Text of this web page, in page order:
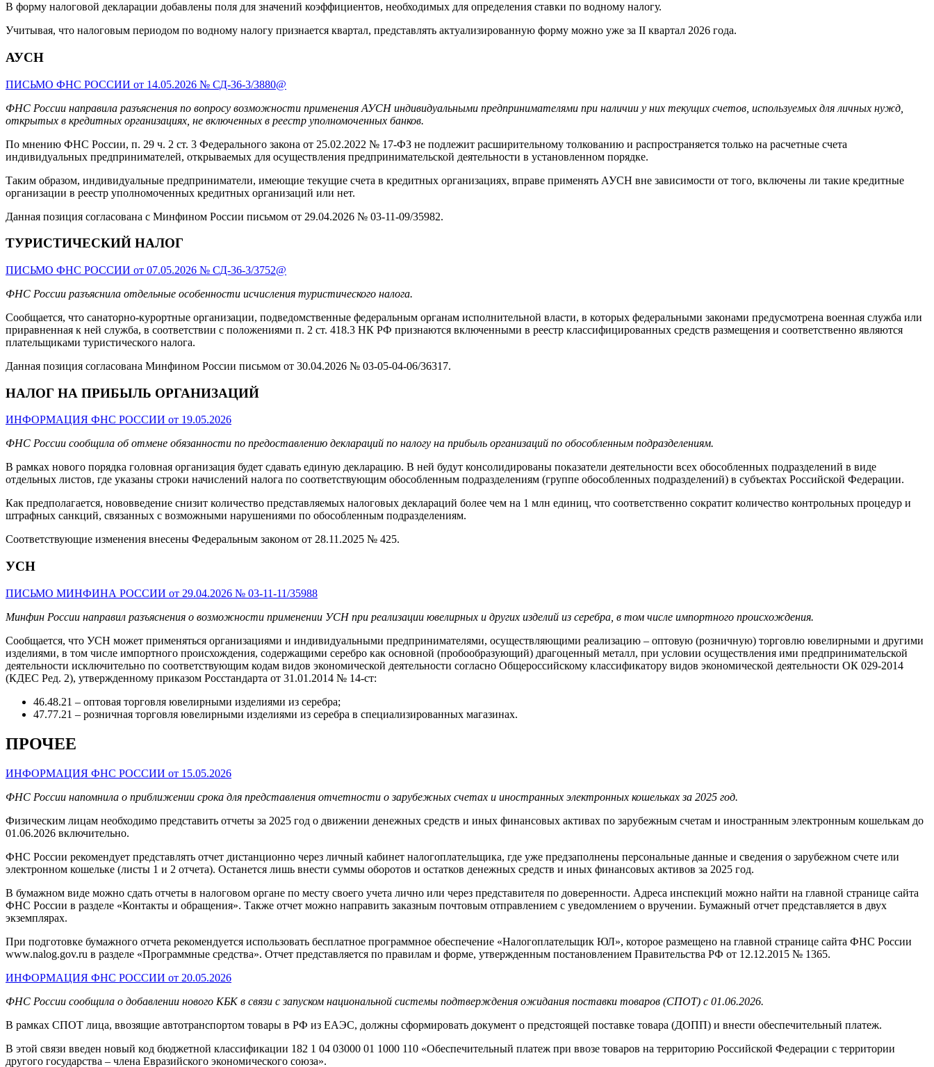
В форму налоговой декларации добавлены поля для значений коэффициентов, необходимых для определения ставки по водному налогу.
Учитывая, что налоговым периодом по водному налогу признается квартал, представлять актуализированную форму можно уже за II квартал 2026 года.
АУСН
ПИСЬМО ФНС РОССИИ от 14.05.2026 № СД-36-3/3880@
ФНС России направила разъяснения по вопросу возможности применения АУСН индивидуальными предпринимателями при наличии у них текущих счетов, используемых для личных нужд,
открытых в кредитных организациях, не включенных в реестр уполномоченных банков.
По мнению ФНС России, п. 29 ч. 2 ст. 3 Федерального закона от 25.02.2022 № 17-ФЗ не подлежит расширительному толкованию и распространяется только на расчетные счета
индивидуальных предпринимателей, открываемых для осуществления предпринимательской деятельности в установленном порядке.
Таким образом, индивидуальные предприниматели, имеющие текущие счета в кредитных организациях, вправе применять АУСН вне зависимости от того, включены ли такие кредитные
организации в реестр уполномоченных кредитных организаций или нет.
Данная позиция согласована с Минфином России письмом от 29.04.2026 № 03-11-09/35982.
ТУРИСТИЧЕСКИЙ НАЛОГ
ПИСЬМО ФНС РОССИИ от 07.05.2026 № СД-36-3/3752@
ФНС России разъяснила отдельные особенности исчисления туристического налога.
Сообщается, что санаторно-курортные организации, подведомственные федеральным органам исполнительной власти, в которых федеральными законами предусмотрена военная служба или
приравненная к ней служба, в соответствии с положениями п. 2 ст. 418.3 НК РФ признаются включенными в реестр классифицированных средств размещения и соответственно являются
плательщиками туристического налога.
Данная позиция согласована Минфином России письмом от 30.04.2026 № 03-05-04-06/36317.
НАЛОГ НА ПРИБЫЛЬ ОРГАНИЗАЦИЙ
ИНФОРМАЦИЯ ФНС РОССИИ от 19.05.2026
ФНС России сообщила об отмене обязанности по предоставлению деклараций по налогу на прибыль организаций по обособленным подразделениям.
В рамках нового порядка головная организация будет сдавать единую декларацию. В ней будут консолидированы показатели деятельности всех обособленных подразделений в виде
отдельных листов, где указаны строки начислений налога по соответствующим обособленным подразделениям (группе обособленных подразделений) в субъектах Российской Федерации.
Как предполагается, нововведение снизит количество представляемых налоговых деклараций более чем на 1 млн единиц, что соответственно сократит количество контрольных процедур и
штрафных санкций, связанных с возможными нарушениями по обособленным подразделениям.
Соответствующие изменения внесены Федеральным законом от 28.11.2025 № 425.
УСН
ПИСЬМО МИНФИНА РОССИИ от 29.04.2026 № 03-11-11/35988
Минфин России направил разъяснения о возможности применении УСН при реализации ювелирных и других изделий из серебра, в том числе импортного происхождения.
Сообщается, что УСН может применяться организациями и индивидуальными предпринимателями, осуществляющими реализацию – оптовую (розничную) торговлю ювелирными и другими
изделиями, в том числе импортного происхождения, содержащими серебро как основной (пробообразующий) драгоценный металл, при условии осуществления ими предпринимательской
деятельности исключительно по соответствующим кодам видов экономической деятельности согласно Общероссийскому классификатору видов экономической деятельности ОК 029-2014
(КДЕС Ред. 2), утвержденному приказом Росстандарта от 31.01.2014 № 14-ст:
46.48.21 – оптовая торговля ювелирными изделиями из серебра;
47.77.21 – розничная торговля ювелирными изделиями из серебра в специализированных магазинах.
ПРОЧЕЕ
ИНФОРМАЦИЯ ФНС РОССИИ от 15.05.2026
ФНС России напомнила о приближении срока для представления отчетности о зарубежных счетах и иностранных электронных кошельках за 2025 год.
Физическим лицам необходимо представить отчеты за 2025 год о движении денежных средств и иных финансовых активах по зарубежным счетам и иностранным электронным кошелькам до
01.06.2026 включительно.
ФНС России рекомендует представлять отчет дистанционно через личный кабинет налогоплательщика, где уже предзаполнены персональные данные и сведения о зарубежном счете или
электронном кошельке (листы 1 и 2 отчета). Останется лишь внести суммы оборотов и остатков денежных средств и иных финансовых активов за 2025 год.
В бумажном виде можно сдать отчеты в налоговом органе по месту своего учета лично или через представителя по доверенности. Адреса инспекций можно найти на главной странице сайта
ФНС России в разделе «Контакты и обращения». Также отчет можно направить заказным почтовым отправлением с уведомлением о вручении. Бумажный отчет представляется в двух
экземплярах.
При подготовке бумажного отчета рекомендуется использовать бесплатное программное обеспечение «Налогоплательщик ЮЛ», которое размещено на главной странице сайта ФНС России
www.nalog.gov.ru в разделе «Программные средства». Отчет представляется по правилам и форме, утвержденным постановлением Правительства РФ от 12.12.2015 № 1365.
ИНФОРМАЦИЯ ФНС РОССИИ от 20.05.2026
ФНС России сообщила о добавлении нового КБК в связи с запуском национальной системы подтверждения ожидания поставки товаров (СПОТ) с 01.06.2026.
В рамках СПОТ лица, ввозящие автотранспортом товары в РФ из ЕАЭС, должны сформировать документ о предстоящей поставке товара (ДОПП) и внести обеспечительный платеж.
В этой связи введен новый код бюджетной классификации 182 1 04 03000 01 1000 110 «Обеспечительный платеж при ввозе товаров на территорию Российской Федерации с территории
другого государства – члена Евразийского экономического союза».